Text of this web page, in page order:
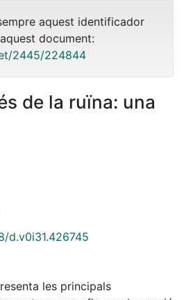
aquest identificador
document:
2445/224844
de la ruïna: una
d.v0i31.426745
les principals